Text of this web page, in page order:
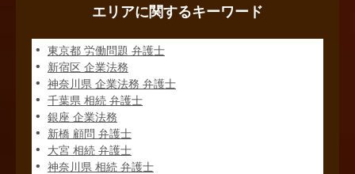
エリアに関するキーワード
東京都 労働問題 弁護士
新宿区 企業法務
神奈川県 企業法務 弁護士
千葉県 相続 弁護士
銀座 企業法務
新橋 顧問 弁護士
大宮 相続 弁護士
神奈川県 相続 弁護士